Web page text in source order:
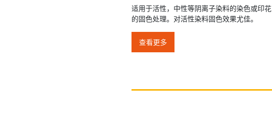
适用于活性，中性等阴离子染料的染色或印花
的固色处理。对活性染料固色效果尤佳。
查看更多